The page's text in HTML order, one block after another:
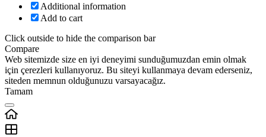
Additional information
Add to cart
Click outside to hide the comparison bar
Compare
Web sitemizde size en iyi deneyimi sunduğumuzdan emin olmak
için çerezleri kullanıyoruz. Bu siteyi kullanmaya devam ederseniz,
siteden memnun olduğunuzu varsayacağız.
Tamam